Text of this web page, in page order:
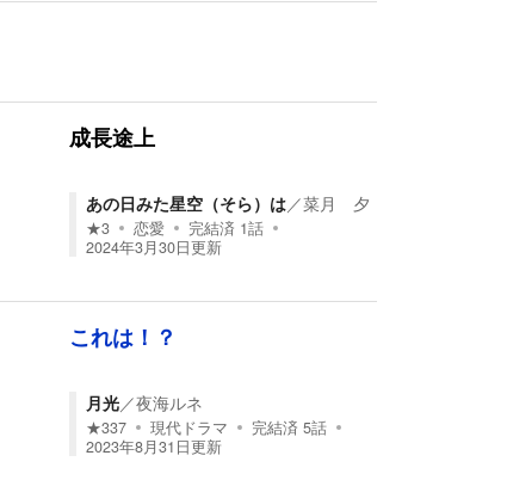
成長途上
あの日みた星空（そら）は／菜月 夕
★3 恋愛 完結済 1話
2024年3月30日更新
これは！？
月光／夜海ルネ
★337 現代ドラマ 完結済 5話
2023年8月31日更新